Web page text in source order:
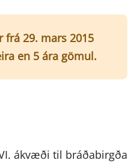
frá 29. mars 2015
en 5 ára gömul.
ákvæði til bráðabirgða